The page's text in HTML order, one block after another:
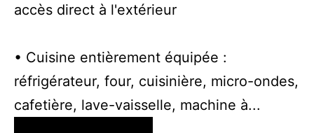
accès direct à l'extérieur
• Cuisine entièrement équipée :
réfrigérateur, four, cuisinière, micro-ondes,
cafetière, lave-vaisselle, machine à...